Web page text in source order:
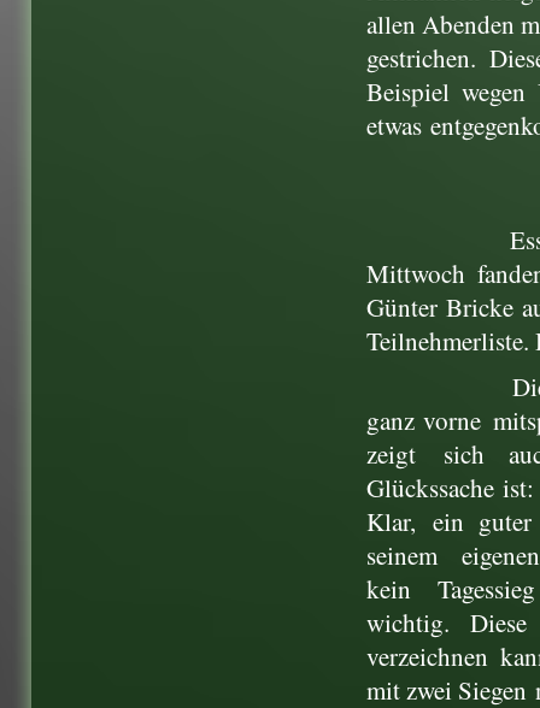
allen Abenden
gestrichen.
Beispiel
etwas
Mittwoch
Günter Bricke
ganz vorne
zeigt sich
Glückssacheist:
Klar, ein
seinem
kein
wichtig.
verzeichnen
mit zwei Siegen